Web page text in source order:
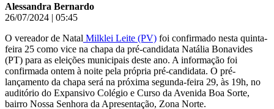
Alessandra Bernardo
26/07/2024 | 05:45
O vereador de Natal Milklei Leite (PV) foi confirmado nesta quinta-
feira 25 como vice na chapa da pré-candidata Natália Bonavides
(PT) para as eleições municipais deste ano. A informação foi
confirmada ontem à noite pela própria pré-candidata. O pré-
lançamento da chapa será na próxima segunda-feira 29, às 19h, no
auditório do Expansivo Colégio e Curso da Avenida Boa Sorte,
bairro Nossa Senhora da Apresentação, Zona Norte.